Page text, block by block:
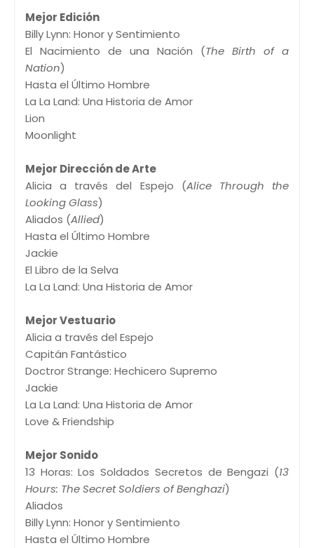
Mejor Edición
Billy Lynn: Honor y Sentimiento
El Nacimiento de una Nación (The Birth of a
Nation)
Hasta el Último Hombre
La La Land: Una Historia de Amor
Lion
Moonlight
Mejor Dirección de Arte
Alicia a través del Espejo (Alice Through the
Looking Glass)
Aliados (Allied)
Hasta el Último Hombre
Jackie
El Libro de la Selva
La La Land: Una Historia de Amor
Mejor Vestuario
Alicia a través del Espejo
Capitán Fantástico
Doctror Strange: Hechicero Supremo
Jackie
La La Land: Una Historia de Amor
Love & Friendship
Mejor Sonido
13 Horas: Los Soldados Secretos de Bengazi (13
Hours: The Secret Soldiers of Benghazi)
Aliados
Billy Lynn: Honor y Sentimiento
Hasta el Último Hombre